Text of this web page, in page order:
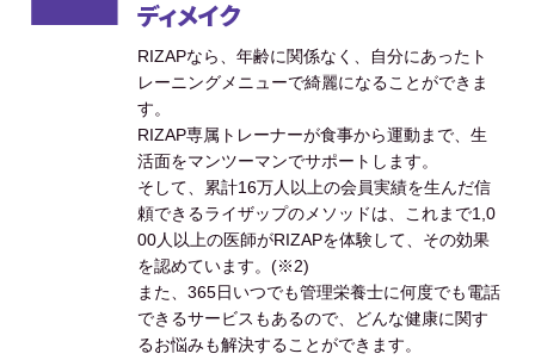
ディメイク
RIZAPなら、年齢に関係なく、自分にあったト
レーニングメニューで綺麗になることができま
す。
RIZAP専属トレーナーが食事から運動まで、生
活面をマンツーマンでサポートします。
そして、累計16万人以上の会員実績を生んだ信
頼できるライザップのメソッドは、これまで1,0
00人以上の医師がRIZAPを体験して、その効果
を認めています。(※2)
また、365日いつでも管理栄養士に何度でも電話
できるサービスもあるので、どんな健康に関す
るお悩みも解決することができます。